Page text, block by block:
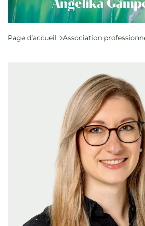
Politique et lois
Formation
Événements actuels
Répertoires de recherche
Angelika
Page d’accueil Association